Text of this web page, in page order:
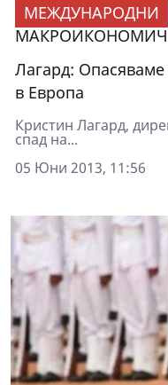
МЕЖДУНАРОДНИ
Лагард:
в Европа
Кристин Лагард,
спад на...
05 Юни 2013, 11:56